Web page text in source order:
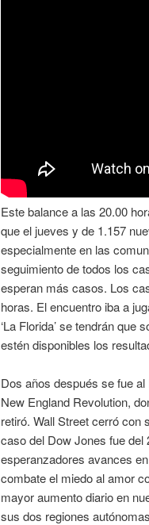
Este balance a las 20.00
que el jueves y de 1.157
especialmente en las
seguimiento de todos los
esperan más casos. Los
horas. El encuentro iba a
‘La Florida’ se tendrán
estén disponibles los
Dos años después se fue
New England Revolution,
retiró. Wall Street cerró con
caso del Dow Jones fue del
esperanzadores avances
combate el miedo al amor
mayor aumento diario en
sus dos regiones